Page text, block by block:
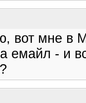
вот мне в
емайл - и